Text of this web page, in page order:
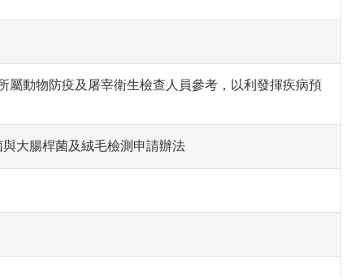
動物防疫及屠宰衛生檢查人員參考，以利發揮疾病預
大腸桿菌及絨毛檢測申請辦法